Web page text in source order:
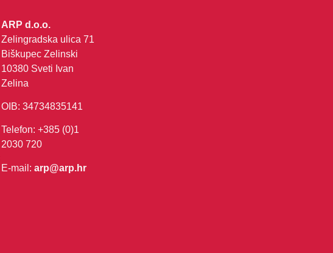
ARP d.o.o.
Zelingradska ulica 71
Biškupec Zelinski
10380 Sveti Ivan
Zelina
OIB: 34734835141
Telefon: +385 (0)1
2030 720
E-mail:arp@arp.hr